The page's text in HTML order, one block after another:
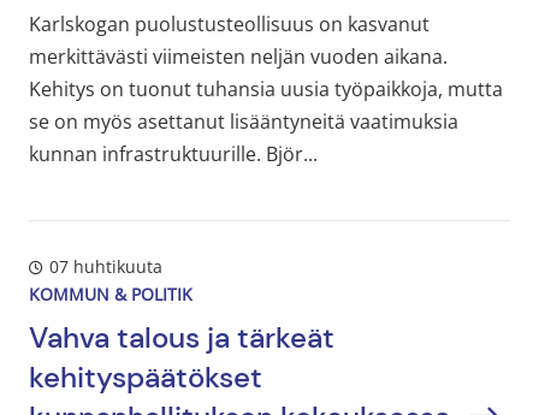
Karlskogan puolustusteollisuus on kasvanut
merkittävästi viimeisten neljän vuoden aikana.
Kehitys on tuonut tuhansia uusia työpaikkoja, mutta
se on myös asettanut lisääntyneitä vaatimuksia
kunnan infrastruktuurille. Björ...
07 huhtikuuta
KOMMUN & POLITIK
Vahva talous ja tärkeät
kehityspäätökset